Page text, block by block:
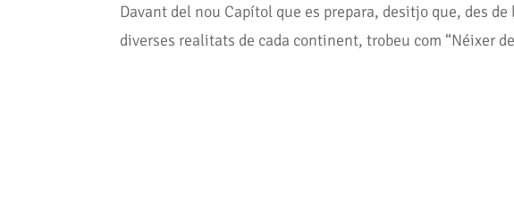
Davant del nou Capítol que es prepara, desitjo que, des
diverses realitats de cada continent, trobeu com “Néixer